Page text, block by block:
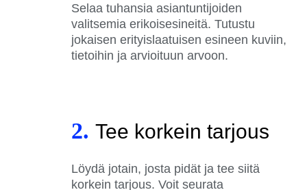
Selaa tuhansia asiantuntijoiden
valitsemia erikoisesineitä. Tutustu
jokaisen erityislaatuisen esineen kuviin,
tietoihin ja arvioituun arvoon.
2. Tee korkein tarjous
Löydä jotain, josta pidät ja tee siitä
korkein tarjous. Voit seurata